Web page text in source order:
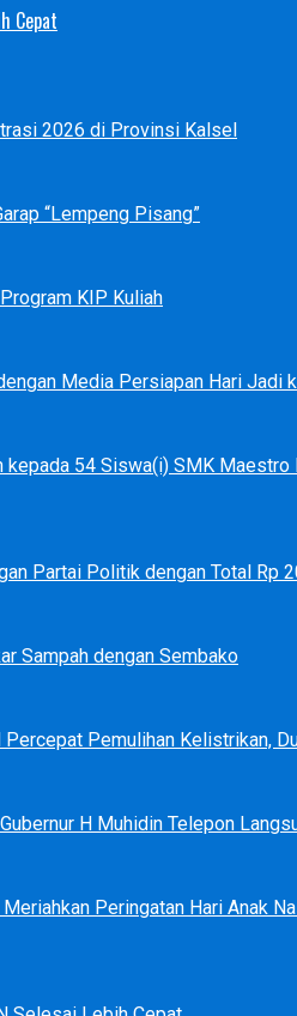
Cepat
2026 di Provinsi Kalsel
“Lempeng Pisang”
KIP Kuliah
Media Persiapan Hari Jadi
kepada 54 Siswa(i) SMK
Partai Politik dengan Total Rp
Sampah dengan Sembako
Pemulihan Kelistrikan,
H Muhidin Telepon
Peringatan Hari Anak